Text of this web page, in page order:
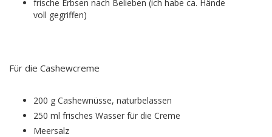
frische Erbsen nach Belieben (ich habe ca. Hände
voll gegriffen)
Für die Cashewcreme
200 g Cashewnüsse, naturbelassen
250 ml frisches Wasser für die Creme
Meersalz